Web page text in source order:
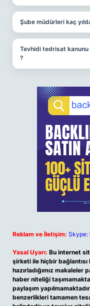
Şube müdürleri kaç
Tevhidi tedrisat
?
Reklam ve İletişim: Skype:
Yasal Uyarı: Bu internet
şirketi ile hiçbir
hazırladığımız makaleler
haber niteliği
paylaşım
benzerlikleri tamamen